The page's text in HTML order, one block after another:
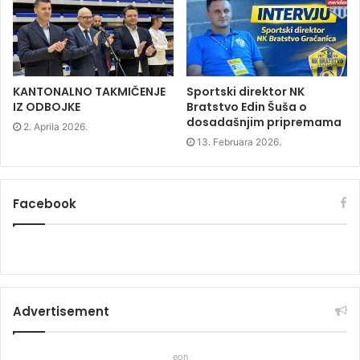
i
n
d
o
w
)
n
d
o
w
)
i
n
d
o
w
)
KANTONALNO TAKMIČENJE
IZ ODBOJKE
2. Aprila 2026.
Sportski direktor NK
Bratstvo Edin Šuša o
dosadašnjim pripremama
13. Februara 2026.
Facebook
Advertisement
eon